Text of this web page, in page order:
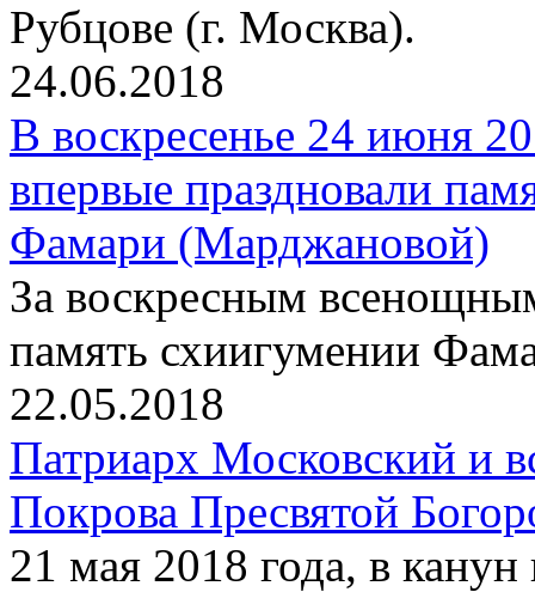
Рубцове (г. Москва).
24.06.2018
В воскресенье 24 июня
впервые праздновали
Фамари (Марджановой)
За воскресным
память схиигумении
22.05.2018
Патриарх Московский и
Покрова Пресвятой
21 мая 2018 года, в